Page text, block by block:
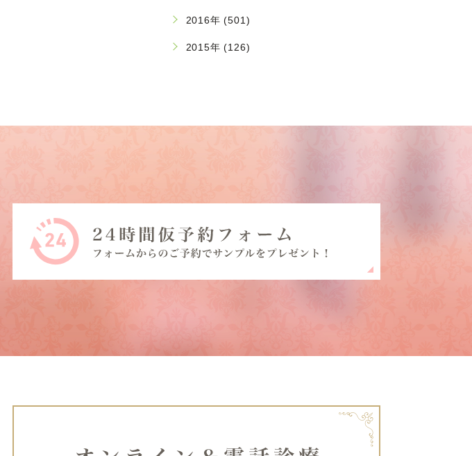
2016年 (501)
2015年 (126)